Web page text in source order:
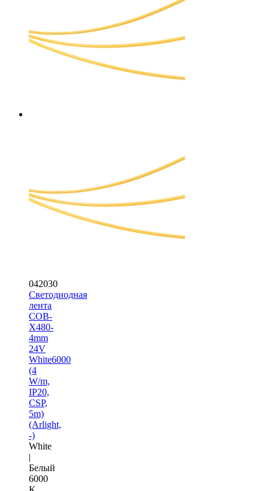
042030
Светодиодная
лента
COB-
X480-
4mm
24V
White6000
(4
W/m,
IP20,
CSP,
5m)
(Arlight,
-)
White
|
Белый
6000